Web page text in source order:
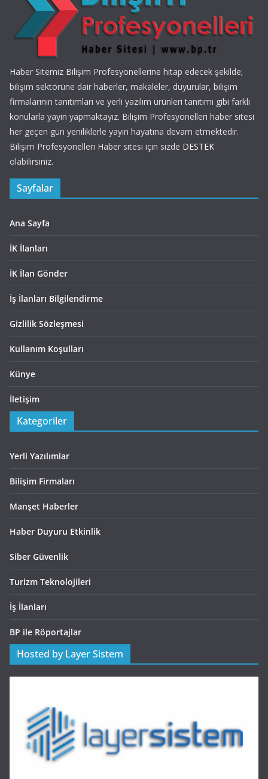
Haber Sitemiz Bilişim Profesyonellerine hitap edecek şekilde;
bilişim sektörüne dair haberler, makaleler, duyurular, bilişim
firmalarının tanıtımları ve yerli yazılım ürünleri tanıtımı gibi farklı
konularla yayın yapmaktayız. Bilişim Profesyonelleri haber sitesi
her geçen gün yeniliklerle yayın hayatına devam etmektedir.
Bilişim Profesyonelleri Haber sitesi için sizde DESTEK
olabilirsiniz.
Sayfalar
Ana Sayfa
İK İlanları
İK İlan Gönder
İş İlanları Bilgilendirme
Gizlilik Sözleşmesi
Kullanım Koşulları
Künye
İletişim
Kategoriler
Yerli Yazılımlar
Bilişim Firmaları
Manşet Haberler
Haber Duyuru Etkinlik
Siber Güvenlik
Turizm Teknolojileri
İş İlanları
BP ile Röportajlar
Hosted by Layer Sistem